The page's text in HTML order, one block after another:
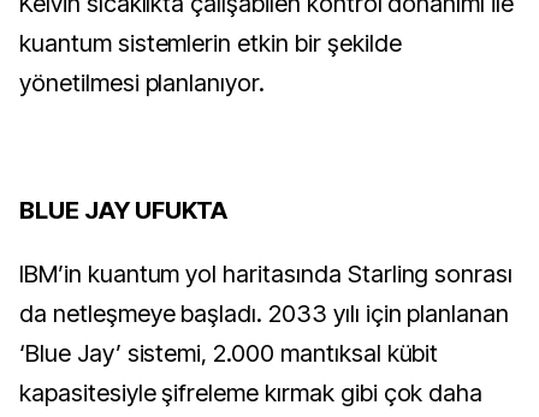
kuantum sistemlerin etkin bir şekilde
yönetilmesi planlanıyor.
BLUE JAY UFUKTA
IBM’in kuantum yol haritasında Starling sonrası
da netleşmeye başladı. 2033 yılı için planlanan
‘Blue Jay’ sistemi, 2.000 mantıksal kübit
kapasitesiyle şifreleme kırmak gibi çok daha